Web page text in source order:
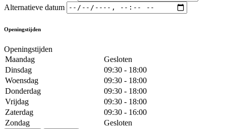
Alternatieve datum
Openingstijden
Openingstijden
Maandag
Gesloten
Dinsdag
09:30 - 18:00
Woensdag
09:30 - 18:00
Donderdag
09:30 - 18:00
Vrijdag
09:30 - 18:00
Zaterdag
09:30 - 16:00
Zondag
Gesloten